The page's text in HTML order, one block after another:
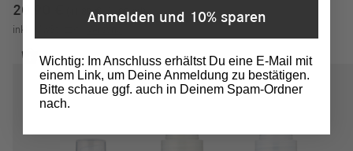
20,90
41,80 €/100 ml
inkl. MwSt.
Anmelden und 10% sparen
Wichtig: Im Anschluss erhältst Du eine E-Mail mit
einem Link, um Deine Anmeldung zu bestätigen.
Bitte schaue ggf. auch in Deinem Spam-Ordner
nach.